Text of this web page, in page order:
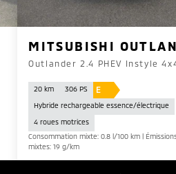
MITSUBISHI
Outlander 2.4 PHEV Instyle
20 km 306 PS E
Hybride rechargeable essence/électrique
4 roues motrices
Consommation mixte: 0.8 l/100 km |
mixtes: 19 g/km